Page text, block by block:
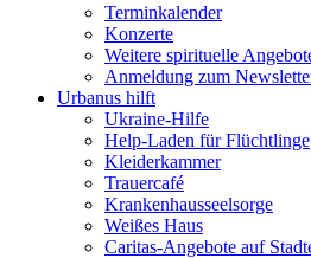
Terminkalender
Konzerte
Weitere spirituelle
Anmeldung zum
Urbanus hilft
Ukraine-Hilfe
Help-Laden für Flüchtlinge
Kleiderkammer
Trauercafé
Krankenhausseelsorge
Weißes Haus
Caritas-Angebote auf